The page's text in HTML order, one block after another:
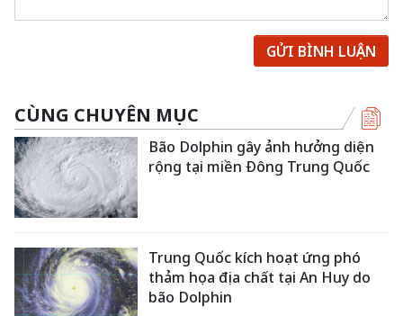
GỬI BÌNH LUẬN
CÙNG CHUYÊN MỤC
Bão Dolphin gây ảnh hưởng diện
rộng tại miền Đông Trung Quốc
Trung Quốc kích hoạt ứng phó
thảm họa địa chất tại An Huy do
bão Dolphin